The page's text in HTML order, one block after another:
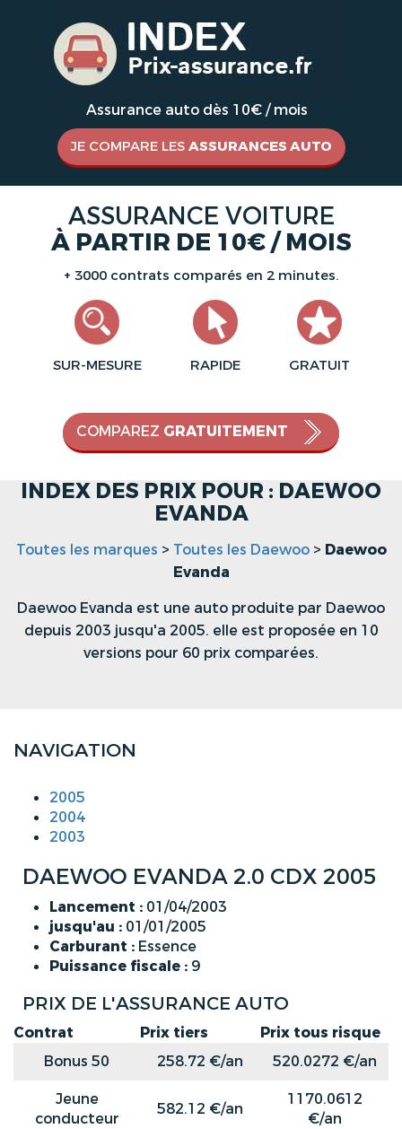
Assurance auto dès 10€ / mois
JE COMPARE LES ASSURANCES AUTO
ASSURANCE VOITURE
À PARTIR DE 10€ / MOIS
+ 3000 contrats comparés en 2 minutes.
SUR-MESURE RAPIDE GRATUIT
COMPAREZ GRATUITEMENT
INDEX DES PRIX POUR : DAEWOO
EVANDA
Toutes les marques > Toutes les Daewoo> Daewoo
Evanda
Daewoo Evanda est une auto produite par Daewoo
depuis 2003 jusqu'a 2005. elle est proposée en 10
versions pour 60 prix comparées.
NAVIGATION
2005
2004
2003
DAEWOO EVANDA 2.0 CDX 2005
Lancement : 01/04/2003
jusqu'au : 01/01/2005
Carburant : Essence
Puissance fiscale : 9
PRIX DE L'ASSURANCE AUTO
Contrat Prix tiers
Prix tous risque
Bonus 50
258.72 €/an
520.0272 €/an
Jeune
conducteur
582.12 €/an
1170.0612
€/an